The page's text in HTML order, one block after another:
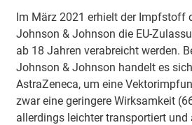
Im März 2021 erhielt der Impfstoff
Johnson & Johnson die EU-
ab 18 Jahren verabreicht werden.
Johnson & Johnson handelt es
AstraZeneca, um eine
zwar eine geringere Wirksamkeit
allerdings leichter transportiert und